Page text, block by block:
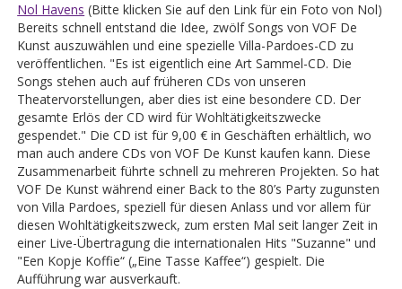
Nol Havens (Bitte klicken Sie auf den Link für ein Foto von Nol)
Bereits schnell entstand die Idee, zwölf Songs von VOF De
Kunst auszuwählen und eine spezielle Villa-Pardoes-CD zu
veröffentlichen. "Es ist eigentlich eine Art Sammel-CD. Die
Songs stehen auch auf früheren CDs von unseren
Theatervorstellungen, aber dies ist eine besondere CD. Der
gesamte Erlös der CD wird für Wohltätigkeitszwecke
gespendet." Die CD ist für 9,00 € in Geschäften erhältlich, wo
man auch andere CDs von VOF De Kunst kaufen kann. Diese
Zusammenarbeit führte schnell zu mehreren Projekten. So hat
VOF De Kunst während einer Back to the 80’s Party zugunsten
von Villa Pardoes, speziell für diesen Anlass und vor allem für
diesen Wohltätigkeitszweck, zum ersten Mal seit langer Zeit in
einer Live-Übertragung die internationalen Hits "Suzanne" und
"Een Kopje Koffie“ („Eine Tasse Kaffee“) gespielt. Die
Aufführung war ausverkauft.